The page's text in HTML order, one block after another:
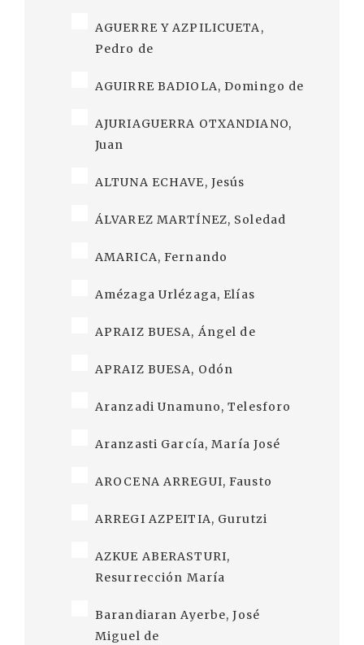
AGUERRE Y AZPILICUETA,
Pedro de
AGUIRRE BADIOLA, Domingo de
AJURIAGUERRA OTXANDIANO,
Juan
ALTUNA ECHAVE, Jesús
ÁLVAREZ MARTÍNEZ, Soledad
AMARICA, Fernando
Amézaga Urlézaga, Elías
APRAIZ BUESA, Ángel de
APRAIZ BUESA, Odón
Aranzadi Unamuno, Telesforo
Aranzasti García, María José
AROCENA ARREGUI, Fausto
ARREGI AZPEITIA, Gurutzi
AZKUE ABERASTURI,
Resurrección María
Barandiaran Ayerbe, José
Miguel de